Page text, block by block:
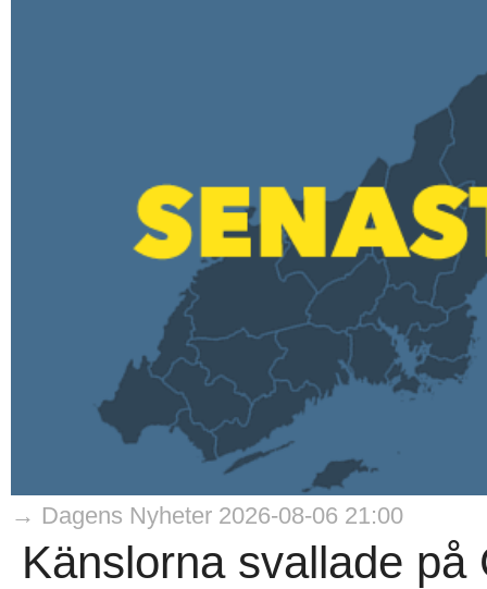
→ Dagens Nyheter 2026-08-06 21:00
Känslorna svallade